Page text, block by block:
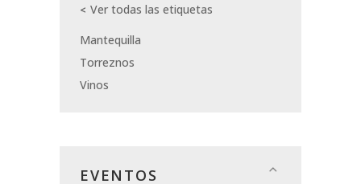
Ver todas las etiquetas
Mantequilla
Torreznos
Vinos
EVENTOS